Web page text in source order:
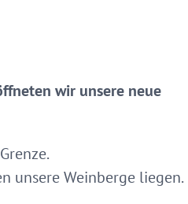
wir unsere neue
unsere Weinberge liegen.